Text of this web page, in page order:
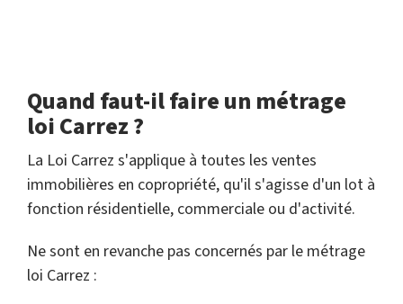
Quand faut-il faire un métrage
loi Carrez ?
La Loi Carrez s'applique à toutes les ventes
immobilières en copropriété, qu'il s'agisse d'un lot à
fonction résidentielle, commerciale ou d'activité.
Ne sont en revanche pas concernés par le métrage
loi Carrez :